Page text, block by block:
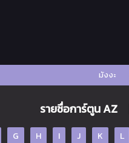
มังงะ
รายชื่อการ์ตูน AZ
G H I J K L